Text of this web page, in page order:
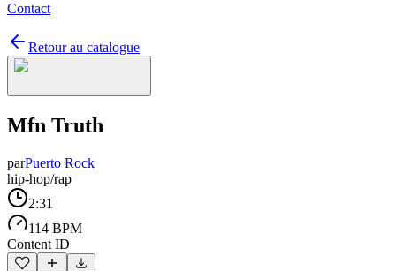
Contact
Retour au catalogue
Mfn Truth
parPuerto Rock
hip-hop/rap
2:31
114 BPM
Content ID